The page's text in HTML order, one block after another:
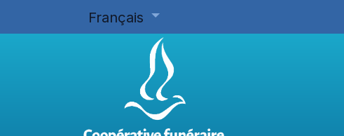
Français